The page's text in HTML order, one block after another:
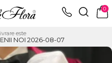
0
este
NOI 2026-08-07